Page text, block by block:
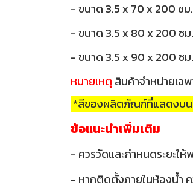
- ขนาด 3.5 x 70 x 200 ซม.
- ขนาด 3.5 x 80 x 200 ซม.
- ขนาด 3.5 x 90 x 200 ซม.
หมายเหตุ สินค้าจำหน่ายเฉ
*สีของผลิตภัณฑ์ที่แสดงบน
ข้อแนะนำเพิ่มเติม
- ควรวัดและกำหนดระยะใ
- หากติดตั้งภายในห้องน้ำ